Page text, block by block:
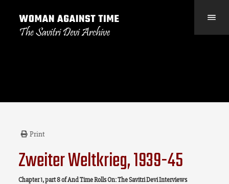
Print
Zweiter Weltkrieg, 1939-45
Chapter 1, part 8 of And Time Rolls On: The Savitri Devi Interviews